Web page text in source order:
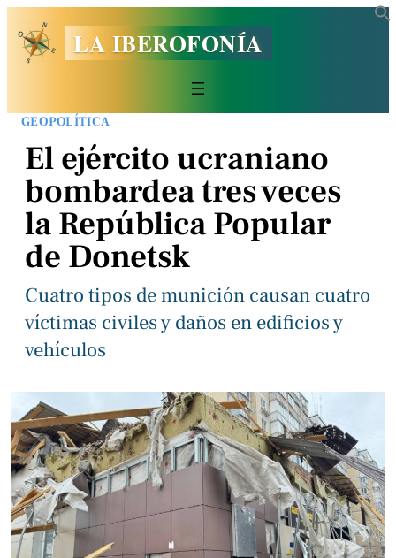
LA IBEROFONÍA
GEOPOLÍTICA
El ejército ucraniano
bombardea tres veces
la República Popular
de Donetsk
Cuatro tipos de munición causan cuatro
víctimas civiles y daños en edificios y
vehículos